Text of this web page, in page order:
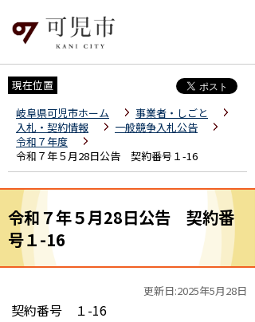
現在位置
岐阜県可児市ホーム
事業者・しごと
入札・契約情報
一般競争入札公告
令和７年度
令和７年５月28日公告 契約番号１-16
令和７年５月28日公告 契約番
号１-16
更新日:2025年5月28日
契約番号 １-16